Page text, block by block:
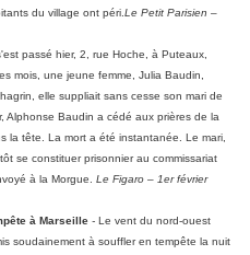
du village ont péri. Le Petit Parisien –
passé hier, 2, rue Hoche, à Puteaux,
mois, une jeune femme, Julia Baudin,
elle suppliait sans cesse son mari de
Alphonse Baudin a cédé aux prières de la
la tête. La mort a été instantanée. Le mari,
se constituer prisonnier au commissariat
à la Morgue. Le Figaro – 1er février
à Marseille - Le vent du nord-ouest
soudainement à souffler en tempête la nuit